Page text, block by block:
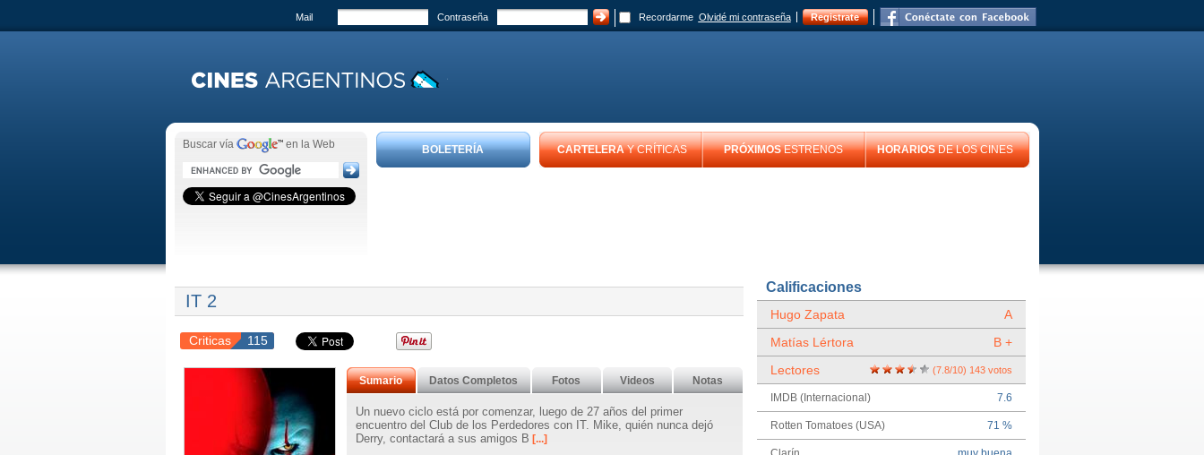
Mail Contraseña Recordarme Olvidé mi contraseña Registrate
Buscar vía en la Web BOLETERÍA CARTELERAY CRÍTICAS PRÓXIMOSESTRENOS HORARIOSDE LOS CINES
IT 2
Criticas 115
Sumario Datos Completos Fotos Videos Notas
Un nuevo ciclo está por comenzar, luego de 27 años del primer
encuentro del Club de los Perdedores con IT. Mike, quién nunca dejó
Derry, contactará a sus amigos B [...]
Calificaciones
Hugo Zapata
A
Matías Lértora
B +
Lectores
(7.8/10) 143votos
IMDB (Internacional) 7.6
Rotten Tomatoes (USA) 71 %